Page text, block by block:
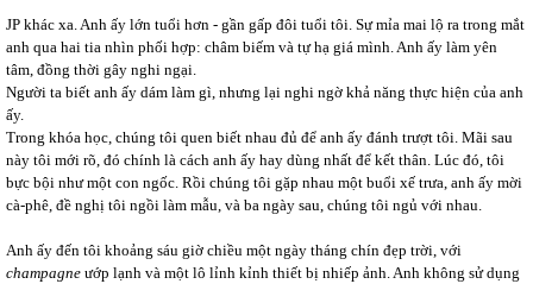
JP khác xa. Anh ấy lớn tuổi hơn - gần gấp đôi tuổi tôi. Sự mỉa mai lộ ra trong mắt
anh qua hai tia nhìn phối hợp: châm biếm và tự hạ giá mình. Anh ấy làm yên
tâm, đồng thời gây nghi ngại.
Người ta biết anh ấy dám làm gì, nhưng lại nghi ngờ khả năng thực hiện của anh
ấy.
Trong khóa học, chúng tôi quen biết nhau đủ để anh ấy đánh trượt tôi. Mãi sau
này tôi mới rõ, đó chính là cách anh ấy hay dùng nhất để kết thân. Lúc đó, tôi
bực bội như một con ngốc. Rồi chúng tôi gặp nhau một buổi xế trưa, anh ấy mời
cà-phê, đề nghị tôi ngồi làm mẫu, và ba ngày sau, chúng tôi ngủ với nhau.
Anh ấy đến tôi khoảng sáu giờ chiều một ngày tháng chín đẹp trời, với
champagne ướp lạnh và một lô lỉnh kỉnh thiết bị nhiếp ảnh. Anh không sử dụng